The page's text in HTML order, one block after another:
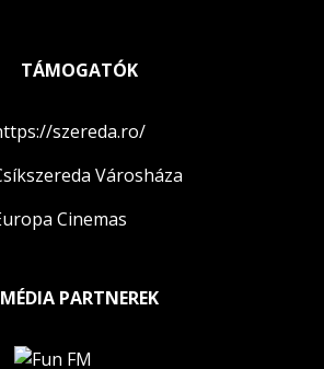
TÁMOGATÓK
MÉDIA PARTNEREK